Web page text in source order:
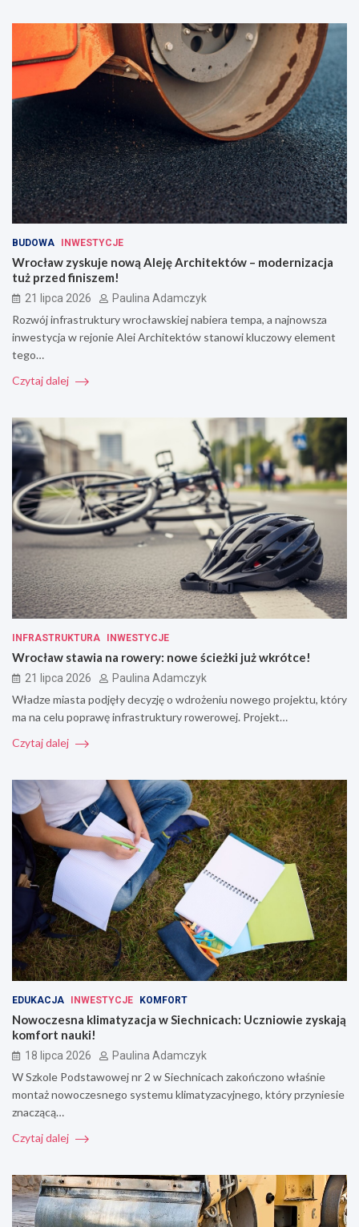
BUDOWA INWESTYCJE
Wrocław zyskuje nową Aleję Architektów – modernizacja
tuż przed finiszem!
21 lipca 2026 Paulina Adamczyk
Rozwój infrastruktury wrocławskiej nabiera tempa, a najnowsza
inwestycja w rejonie Alei Architektów stanowi kluczowy element
tego…
Czytaj dalej
INFRASTRUKTURA INWESTYCJE
Wrocław stawia na rowery: nowe ścieżki już wkrótce!
21 lipca 2026 Paulina Adamczyk
Władze miasta podjęły decyzję o wdrożeniu nowego projektu, który
ma na celu poprawę infrastruktury rowerowej. Projekt…
Czytaj dalej
EDUKACJA INWESTYCJE KOMFORT
Nowoczesna klimatyzacja w Siechnicach: Uczniowie zyskają
komfort nauki!
18 lipca 2026 Paulina Adamczyk
W Szkole Podstawowej nr 2 w Siechnicach zakończono właśnie
montaż nowoczesnego systemu klimatyzacyjnego, który przyniesie
znaczącą…
Czytaj dalej